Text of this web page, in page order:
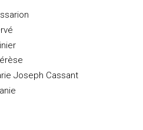
Joseph Cassant